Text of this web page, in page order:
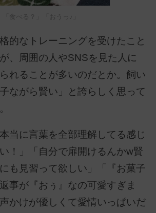
「食べる？」「おうっ♪」
的なトレーニングを受けたこと
、周囲の人やSNSを見た人に
れることが多いのだとか。飼い
ながら賢い」と誇らしく思って
当に言葉を全部理解してる感じ
！」「自分で扉開けるんかw賢
も見習って欲しい」「『お菓子
事が『おぅ』なの可愛すぎま
かけが優しくて愛情いっぱいだ